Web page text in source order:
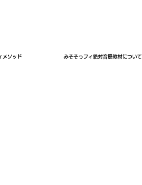
メソッド みそそっフィ絶対音感教材について